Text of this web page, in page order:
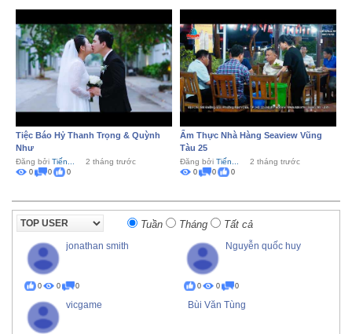
Tiệc Báo Hỷ Thanh Trọng & Quỳnh
Như
Đăng bởi Tiến... 2 tháng trước
0 0 0
Ẩm Thực Nhà Hàng Seaview Vũng
Tàu 25
Đăng bởi Tiến... 2 tháng trước
0 0 0
Tuần Tháng Tất cả
jonathan smith
0 0 0
Nguyễn quốc huy
0 0 0
vicgame Bùi Văn Tùng